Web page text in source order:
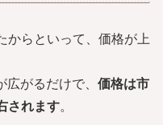
からといって、価格が上
がるだけで、 価格は市
されます。